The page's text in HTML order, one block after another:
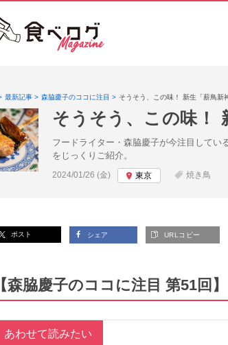
最新記事 森脇慶子のココに注目 そうそう、この味！ 新生「薪鳥新
そうそう、この味！
フードライター・森脇慶子が今注目してい
をじっくりご紹介。
投稿日:
2024/01/26 (金) 東京 焼き鳥
ポスト シェア URLコピー
【森脇慶子のココに注目 第51回
あわせて読みたい